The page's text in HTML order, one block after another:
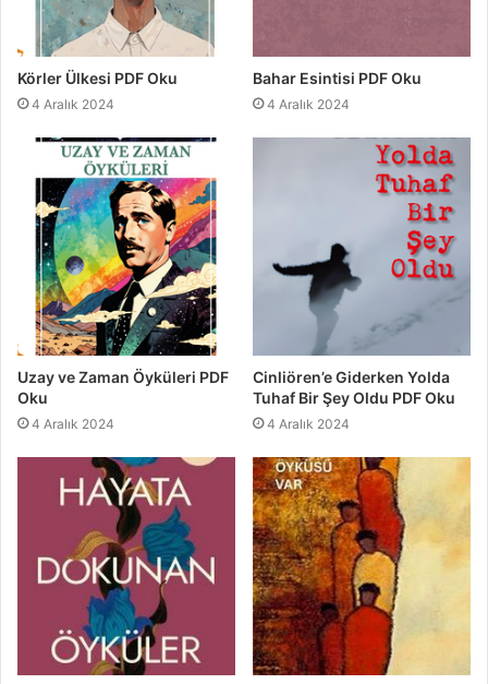
Körler Ülkesi PDF Oku
4 Aralık 2024
Bahar Esintisi PDF Oku
4 Aralık 2024
Uzay ve Zaman Öyküleri PDF
Oku
4 Aralık 2024
Cinliören’e Giderken Yolda
Tuhaf Bir Şey Oldu PDF Oku
4 Aralık 2024